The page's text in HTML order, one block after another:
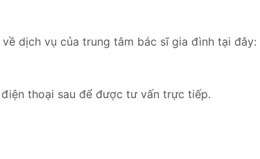
dịch vụ của trung tâm bác sĩ gia đình tại đây:
thoại sau để được tư vấn trực tiếp.